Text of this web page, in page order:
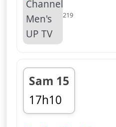
219
Sam 15
17h10
fin 17h30